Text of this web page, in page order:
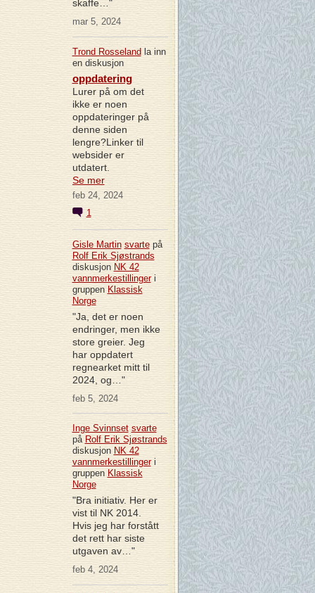
skaffe…"
mar 5, 2024
Trond Rosseland la inn
en diskusjon
oppdatering
Lurer på om det
ikke er noen
oppdateringer på
denne siden
lengre?Linker til
websider er
utdatert.
Se mer
feb 24, 2024
1
Gisle Martin svartepå
Rolf Erik Sjøstrands
diskusjon NK 42
vannmerkestillingeri
gruppen Klassisk
Norge
"Ja, det er noen
endringer, men ikke
store greier. Jeg
har oppdatert
regnearket mitt til
2024, og…"
feb 5, 2024
Inge Svinnset svarte
på Rolf Erik Sjøstrands
diskusjon NK 42
vannmerkestillingeri
gruppen Klassisk
Norge
"Bra initiativ. Her er
vist til NK 2014.
Hvis jeg har forstått
det rett har siste
utgaven av…"
feb 4, 2024